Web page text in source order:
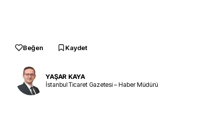
Beğen Kaydet
YAŞAR KAYA
İstanbul Ticaret Gazetesi – Haber Müdürü